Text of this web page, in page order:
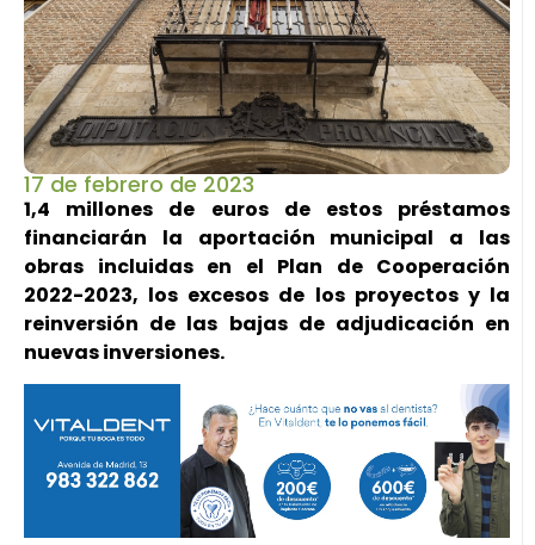
17 de febrero de 2023
1,4 millones de euros de estos préstamos
financiarán la aportación municipal a las
obras incluidas en el Plan de Cooperación
2022-2023, los excesos de los proyectos y la
reinversión de las bajas de adjudicación en
nuevas inversiones.